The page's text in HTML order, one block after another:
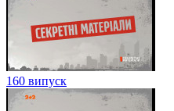
160 випуск